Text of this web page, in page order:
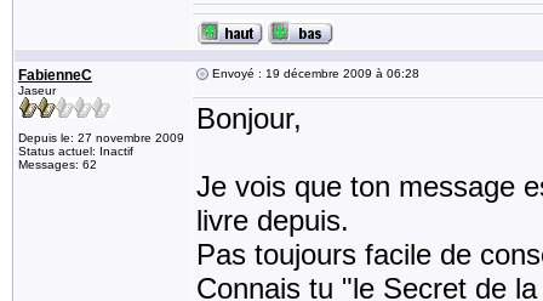
FabienneC
Jaseur
Depuis le: 27 novembre 2009
Status actuel: Inactif
Messages: 62
Envoyé : 19 décembre 2009 à 06:28
Bonjour,
Je vois que ton message
livre depuis.
Pas toujours facile de
Connais tu "le Secret de